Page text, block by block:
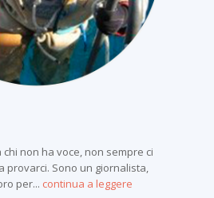
non ha voce, non sempre ci
provarci. Sono un giornalista,
per... continua a leggere